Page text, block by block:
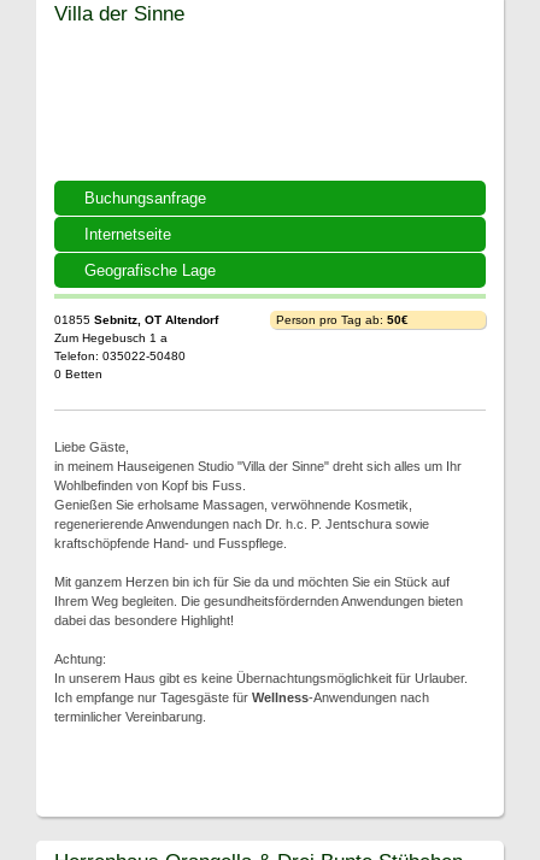
Buchungsanfrage
Internetseite
Geografische Lage
Villa der Sinne
01855 Sebnitz, OT Altendorf
Zum Hegebusch 1 a
Telefon: 035022-50480
0 Betten
Person pro Tag ab: 50€
Liebe Gäste,
in meinem Hauseigenen Studio "Villa der Sinne" dreht sich alles um Ihr
Wohlbefinden von Kopf bis Fuss.
Genießen Sie erholsame Massagen, verwöhnende Kosmetik,
regenerierende Anwendungen nach Dr. h.c. P. Jentschura sowie
kraftschöpfende Hand- und Fusspflege.
Mit ganzem Herzen bin ich für Sie da und möchten Sie ein Stück auf
Ihrem Weg begleiten. Die gesundheitsfördernden Anwendungen bieten
dabei das besondere Highlight!
Achtung:
In unserem Haus gibt es keine Übernachtungsmöglichkeit für Urlauber.
Ich empfange nur Tagesgäste für Wellness-Anwendungen nach
terminlicher Vereinbarung.